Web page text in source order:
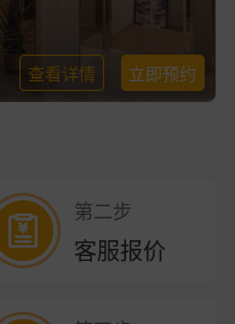
查看详情 立即预约
第二步
客服报价